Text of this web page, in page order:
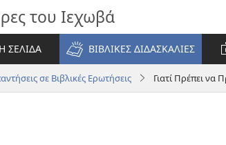
του Ιεχωβά
ΣΕΛΙΔΑ
ΒΙΒΛΙΚΕΣ ΔΙΔΑΣΚΑΛΙΕΣ
σε Βιβλικές Ερωτήσεις Γιατί Πρέπει